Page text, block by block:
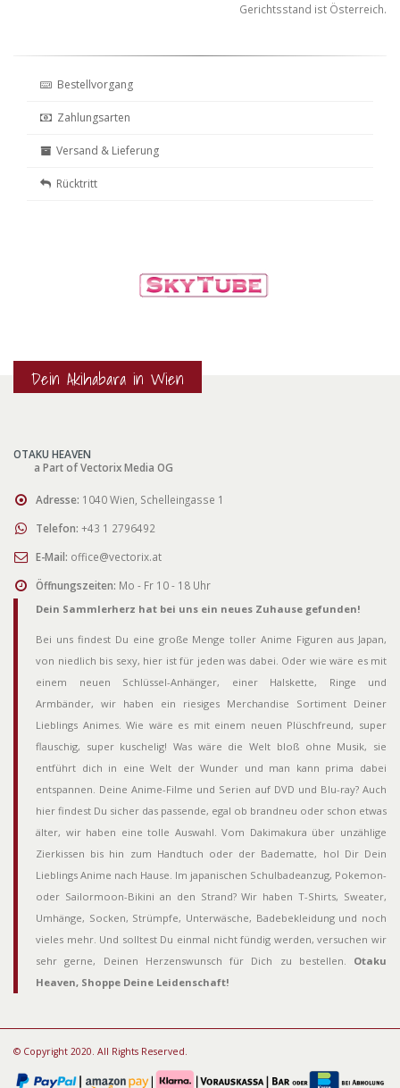
Gerichtsstand ist Österreich.
Bestellvorgang
Zahlungsarten
Versand & Lieferung
Rücktritt
Dein Akihabara in Wien
OTAKU HEAVEN
a Part of Vectorix Media OG
Adresse: 1040 Wien, Schelleingasse 1
Telefon: +43 1 2796492
E-Mail: office@vectorix.at
Öffnungszeiten: Mo - Fr 10 - 18 Uhr
Dein Sammlerherz hat bei uns ein neues Zuhause gefunden!
Bei uns findest Du eine große Menge toller Anime Figuren aus Japan,
von niedlich bis sexy, hier ist für jeden was dabei. Oder wie wäre es mit
einem neuen Schlüssel-Anhänger, einer Halskette, Ringe und
Armbänder, wir haben ein riesiges Merchandise Sortiment Deiner
Lieblings Animes. Wie wäre es mit einem neuen Plüschfreund, super
flauschig, super kuschelig! Was wäre die Welt bloß ohne Musik, sie
entführt dich in eine Welt der Wunder und man kann prima dabei
entspannen. Deine Anime-Filme und Serien auf DVD und Blu-ray? Auch
hier findest Du sicher das passende, egal ob brandneu oder schon etwas
älter, wir haben eine tolle Auswahl. Vom Dakimakura über unzählige
Zierkissen bis hin zum Handtuch oder der Badematte, hol Dir Dein
Lieblings Anime nach Hause. Im japanischen Schulbadeanzug, Pokemon-
oder Sailormoon-Bikini an den Strand? Wir haben T-Shirts, Sweater,
Umhänge, Socken, Strümpfe, Unterwäsche, Badebekleidung und noch
vieles mehr. Und solltest Du einmal nicht fündig werden, versuchen wir
sehr gerne, Deinen Herzenswunsch für Dich zu bestellen. Otaku
Heaven, Shoppe Deine Leidenschaft!
© Copyright 2020. All Rights Reserved.